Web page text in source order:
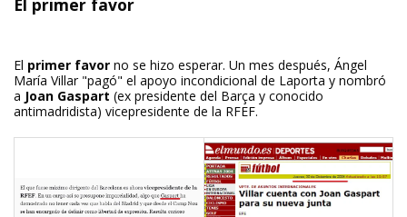
El primer favor
El primer favor no se hizo esperar. Un mes después, Ángel
María Villar "pagó" el apoyo incondicional de Laporta y nombró
a Joan Gaspart (ex presidente del Barça y conocido
antimadridista) vicepresidente de la RFEF.